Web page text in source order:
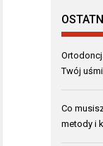
Twój
Co
metody i